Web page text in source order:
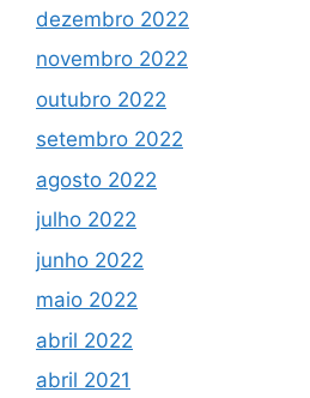
dezembro 2022
novembro 2022
outubro 2022
setembro 2022
agosto 2022
julho 2022
junho 2022
maio 2022
abril 2022
abril 2021